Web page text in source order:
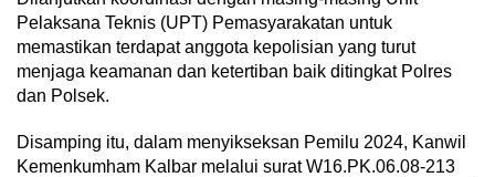
Pelaksana Teknis (UPT) Pemasyarakatan untuk
memastikan terdapat anggota kepolisian yang turut
menjaga keamanan dan ketertiban baik ditingkat Polres
dan Polsek.
Disamping itu, dalam menyikseksan Pemilu 2024, Kanwil
Kemenkumham Kalbar melalui surat W16.PK.06.08-213